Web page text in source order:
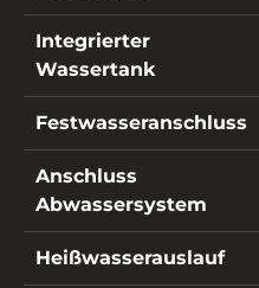
Integrierter
Wassertank
Festwasseranschluss
Anschluss
Abwassersystem
Heißwasserauslauf